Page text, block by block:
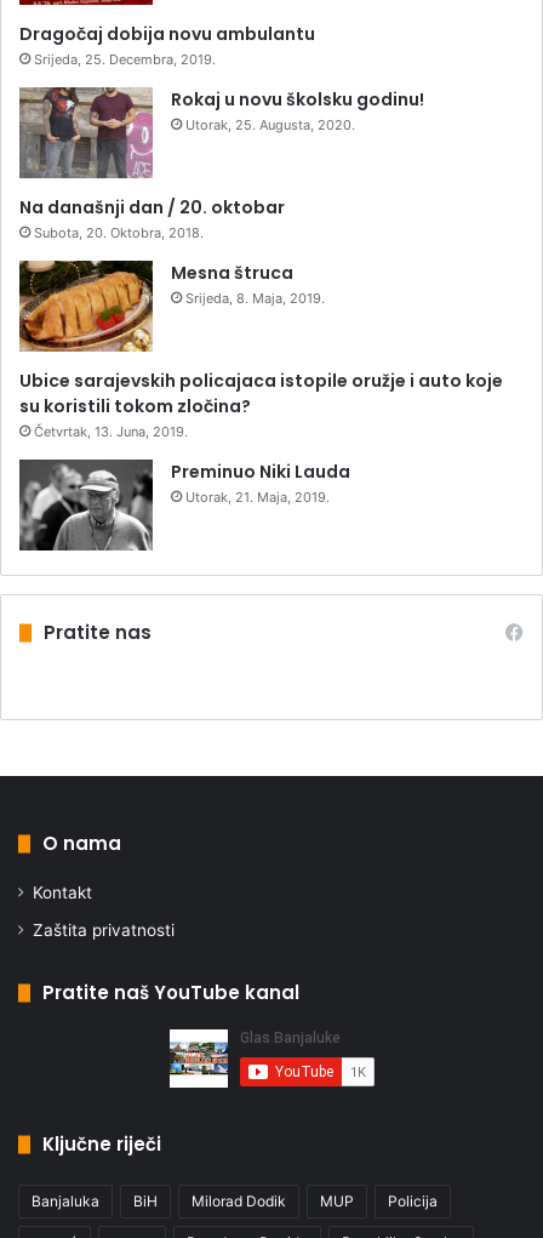
Dragočaj dobija novu ambulantu
Srijeda, 25. Decembra, 2019.
Rokaj u novu školsku godinu!
Utorak, 25. Augusta, 2020.
Na današnji dan / 20. oktobar
Subota, 20. Oktobra, 2018.
Mesna štruca
Srijeda, 8. Maja, 2019.
Ubice sarajevskih policajaca istopile oružje i auto koje
su koristili tokom zločina?
Četvrtak, 13. Juna, 2019.
Preminuo Niki Lauda
Utorak, 21. Maja, 2019.
Pratite nas
O nama
Kontakt
Zaštita privatnosti
Pratite naš YouTube kanal
Ključne riječi
Banjaluka BiH Milorad Dodik MUP Policija